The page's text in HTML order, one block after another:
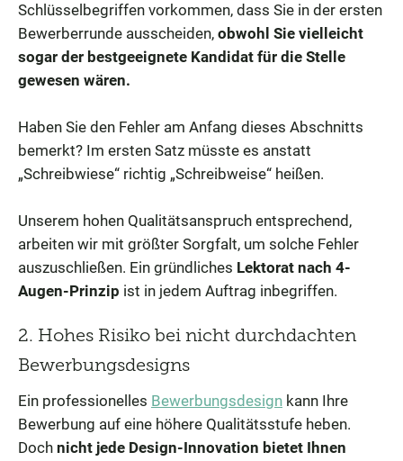
Schlüsselbegriffen vorkommen, dass Sie in der ersten
Bewerberrunde ausscheiden, obwohl Sie vielleicht
sogar der bestgeeignete Kandidat für die Stelle
gewesen wären.
Haben Sie den Fehler am Anfang dieses Abschnitts
bemerkt? Im ersten Satz müsste es anstatt
„Schreibwiese“ richtig „Schreibweise“ heißen.
Unserem hohen Qualitätsanspruch entsprechend,
arbeiten wir mit größter Sorgfalt, um solche Fehler
auszuschließen. Ein gründliches Lektorat nach 4-
Augen-Prinzip ist in jedem Auftrag inbegriffen.
2. Hohes Risiko bei nicht durchdachten
Bewerbungsdesigns
Ein professionelles Bewerbungsdesign kann Ihre
Bewerbung auf eine höhere Qualitätsstufe heben.
Doch nicht jede Design-Innovation bietet Ihnen